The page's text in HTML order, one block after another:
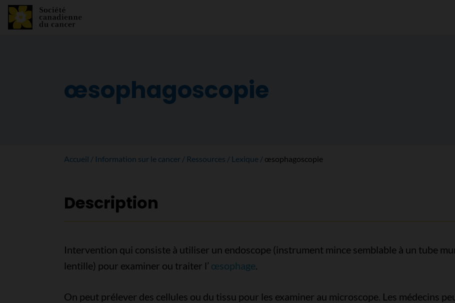
œsophagoscopie
Accueil Information sur le cancer Ressources Lexique œsophagoscopie
Description
Intervention qui consiste à utiliser un endoscope (instrument mince semblable à un tube
lentille) pour examiner ou traiter l’ œsophage.
On peut prélever des cellules ou du tissu pour les examiner au microscope. Les médecins